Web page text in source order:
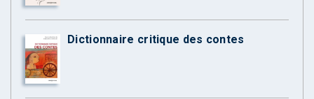
Dictionnaire critique des contes